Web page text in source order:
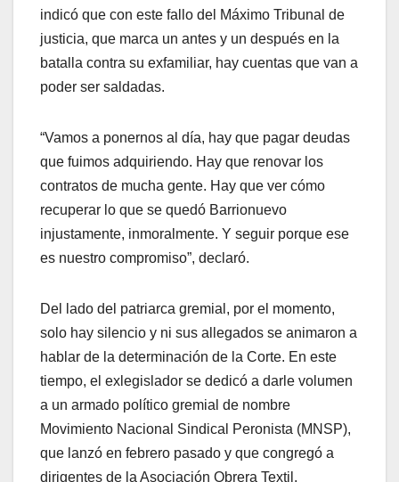
indicó que con este fallo del Máximo Tribunal de
justicia, que marca un antes y un después en la
batalla contra su exfamiliar, hay cuentas que van a
poder ser saldadas.
“Vamos a ponernos al día, hay que pagar deudas
que fuimos adquiriendo. Hay que renovar los
contratos de mucha gente. Hay que ver cómo
recuperar lo que se quedó Barrionuevo
injustamente, inmoralmente. Y seguir porque ese
es nuestro compromiso”, declaró.
Del lado del patriarca gremial, por el momento,
solo hay silencio y ni sus allegados se animaron a
hablar de la determinación de la Corte. En este
tiempo, el exlegislador se dedicó a darle volumen
a un armado político gremial de nombre
Movimiento Nacional Sindical Peronista (MNSP),
que lanzó en febrero pasado y que congregó a
dirigentes de la Asociación Obrera Textil,